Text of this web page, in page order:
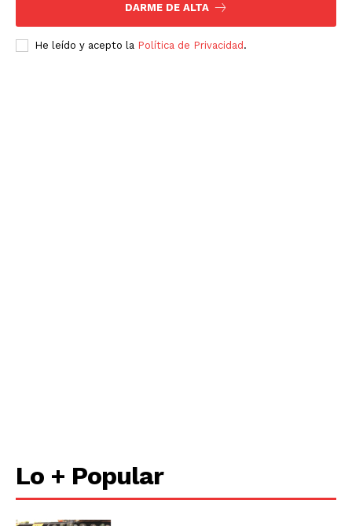
DARME DE ALTA
He leído y acepto la Política de Privacidad .
Lo + Popular